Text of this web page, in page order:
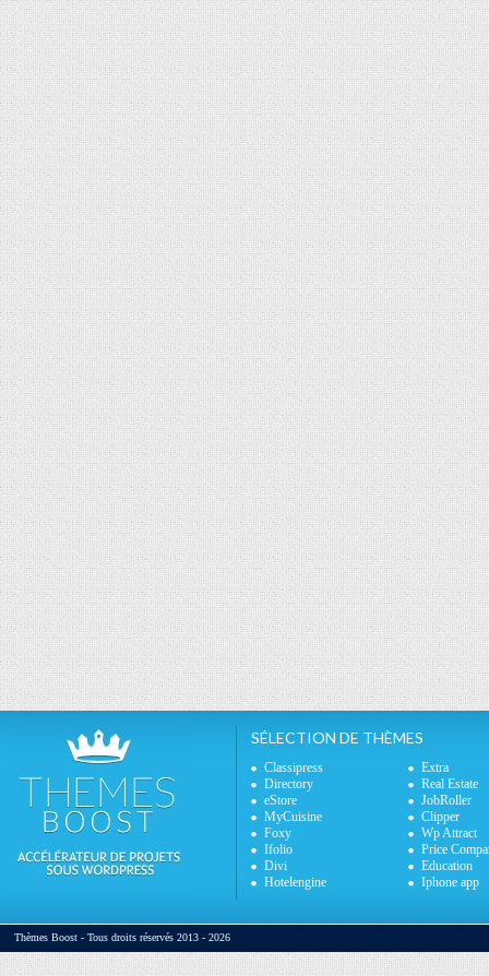
SÉLECTION DE THÈMES
Classipress
Extra
Directory
Real Estate
eStore
JobRoller
MyCuisine
Clipper
Foxy
Wp Attract
Ifolio
Price
Divi
Education
Hotelengine
Iphone app
Thèmes Boost - Tous droits réservés 2013 - 2026